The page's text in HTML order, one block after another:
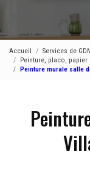
Accueil
Services de
Peinture, placo,
Peinture murale salle